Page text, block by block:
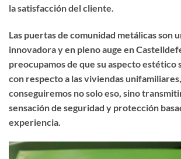
la satisfacción del cliente.
Las puertas de comunidad metálicas son
innovadora y en pleno auge en
preocupamos de que su aspecto estético
con respecto a las viviendas
conseguiremos no solo eso, sino
sensación de seguridad y protección
experiencia.